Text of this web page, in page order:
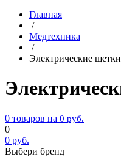
Главная
/
Медтехника
/
Электрические щетки
0 товаров на 0 руб.
0
0 руб.
Выбери бренд